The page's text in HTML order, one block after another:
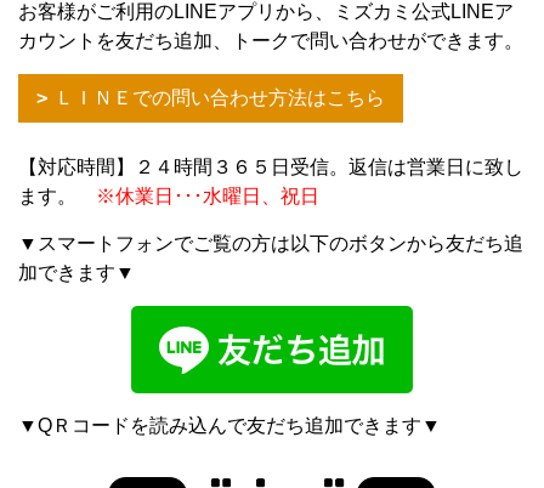
お客様がご利用のLINEアプリから、ミズカミ公式LINEア
カウントを友だち追加、トークで問い合わせができます。
ＬＩＮＥでの問い合わせ方法はこちら
【対応時間】２４時間３６５日受信。返信は営業日に致し
ます。
※休業日･･･水曜日、祝日
▼スマートフォンでご覧の方は以下のボタンから友だち追
加できます▼
▼QＲコードを読み込んで友だち追加できます▼